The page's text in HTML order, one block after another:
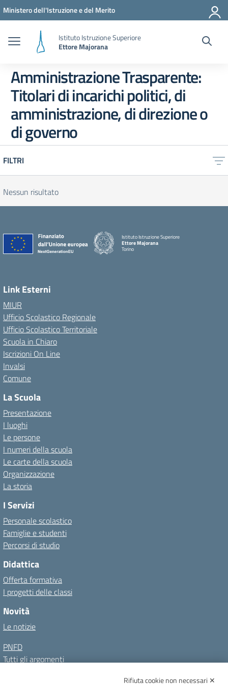
Vai ai contenuti
Vai al menu di navigazione
Vai al footer
Ministero dell'Istruzione e del Merito
Istituto Istruzione Superiore
Ettore Majorana
Amministrazione Trasparente:
Titolari di incarichi politici, di
amministrazione, di direzione o
di governo
FILTRI
Nessun risultato
Istituto Istruzione Superiore
Ettore Majorana
Torino
Link Esterni
MIUR
Ufficio Scolastico Regionale
Ufficio Scolastico Territoriale
Scuola in Chiaro
Iscrizioni On Line
Invalsi
Comune
La Scuola
Presentazione
I luoghi
Le persone
I numeri della scuola
Le carte della scuola
Organizzazione
La storia
I Servizi
Personale scolastico
Famiglie e studenti
Percorsi di studio
Didattica
Offerta formativa
I progetti delle classi
Novità
Le notizie
PNFD
Tutti gli argomenti
Rifiuta cookie non necessari ✕